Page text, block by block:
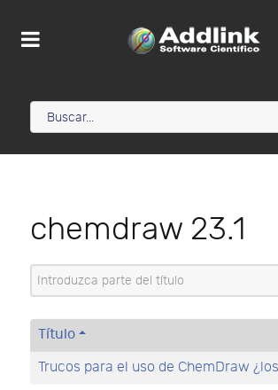
chemdraw 23.1
Introduzca parte del título
Título
Trucos para el uso de ChemDraw